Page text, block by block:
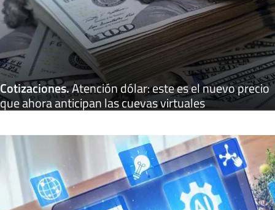
Cotizaciones.Atención dólar: este es el nuevo precio
que ahora anticipan las cuevas virtuales